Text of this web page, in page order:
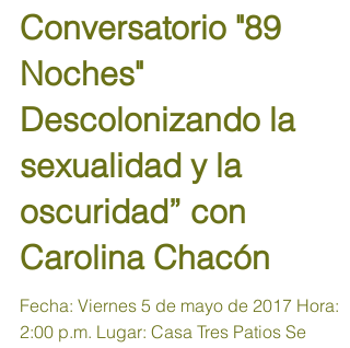
Conversatorio "89
Noches"
Descolonizando la
sexualidad y la